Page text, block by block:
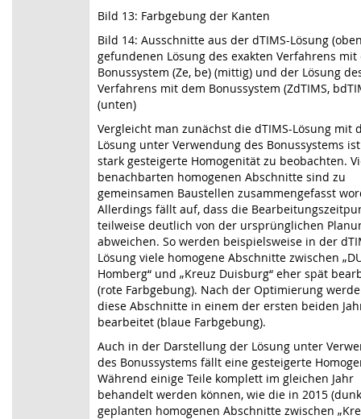
Bild 13: Farbgebung der Kanten
Bild 14: Ausschnitte aus der dTIMS-Lösung
gefundenen Lösung des exakten Verfahrens mit
Bonussystem (Ze, be) (mittig) und der Lösung
Verfahrens mit dem Bonussystem (ZdTIMS,
(unten)
Vergleicht man zunächst die dTIMS-Lösung mit
Lösung unter Verwendung des Bonussystems
stark gesteigerte Homogenität zu beobachten.
benachbarten homogenen Abschnitte sind zu
gemeinsamen Baustellen zusammengefasst
Allerdings fällt auf, dass die
teilweise deutlich von der ursprünglichen
abweichen. So werden beispielsweise in der
Lösung viele homogene Abschnitte zwischen
Homberg“ und „Kreuz Duisburg“ eher spät
(rote Farbgebung). Nach der Optimierung
diese Abschnitte in einem der ersten beiden
bearbeitet (blaue Farbgebung).
Auch in der Darstellung der Lösung unter
des Bonussystems fällt eine gesteigerte
Während einige Teile komplett im gleichen Jahr
behandelt werden können, wie die in 2015
geplanten homogenen Abschnitte zwischen